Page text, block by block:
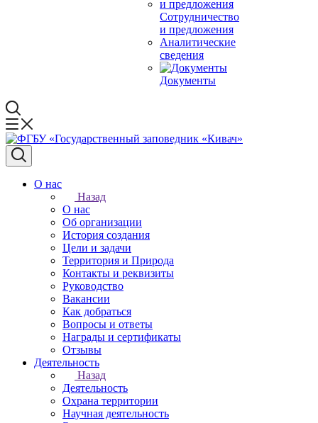
Сотрудничество
и предложения
Аналитические
сведения
Документы
О нас
Назад
О нас
Об организации
История создания
Цели и задачи
Территория и Природа
Контакты и реквизиты
Руководство
Вакансии
Как добраться
Вопросы и ответы
Награды и сертификаты
Отзывы
Деятельность
Назад
Деятельность
Охрана территории
Научная деятельность